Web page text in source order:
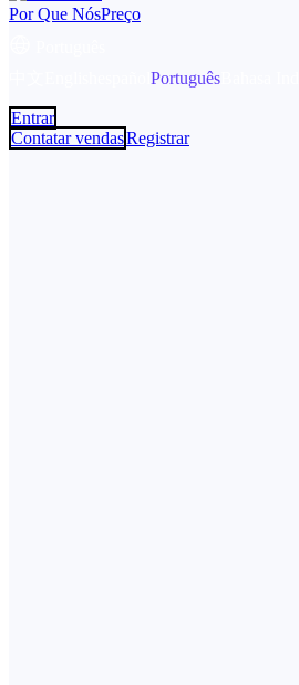
Por Que NósPreço
Português
Entrar
Contatar vendasRegistrar